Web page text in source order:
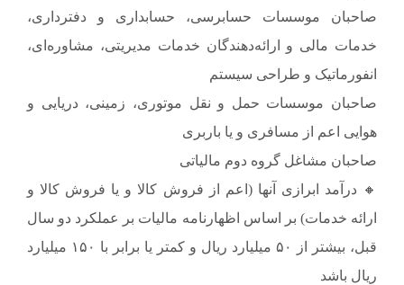
صاحبان موسسات حسابرسی، حسابداری و دفترداری،
خدمات مالی و ارائه‌دهندگان خدمات مدیریتی، مشاوره‌ای،
انفورماتیک و طراحی سیستم
صاحبان موسسات حمل و نقل موتوری، زمینی، دریایی و
هوایی اعم از مسافری و یا باربری
صاحبان مشاغل گروه دوم مالیاتی
🔸 درآمد ابرازی آنها (اعم از فروش کالا و یا فروش کالا و
ارائه خدمات) بر اساس اظهارنامه مالیات بر عملکرد دو سال
قبل، بیشتر از ۵۰ میلیارد ریال و کمتر یا برابر با ۱۵۰ میلیارد
ریال باشد